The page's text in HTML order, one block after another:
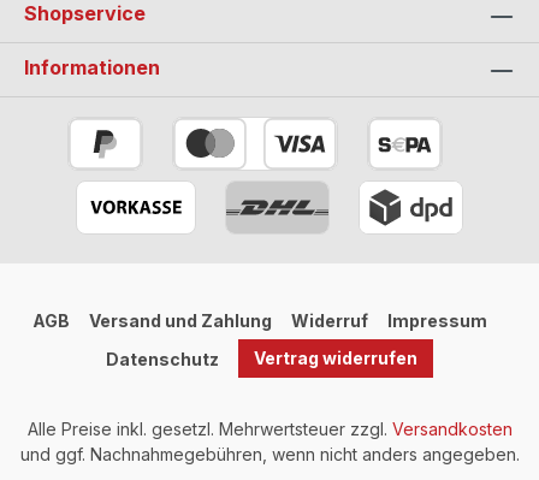
Shopservice
Informationen
AGB Versand und Zahlung Widerruf
Impressum
Datenschutz
Vertrag widerrufen
Alle Preise inkl. gesetzl. Mehrwertsteuer zzgl. Versandkosten
und ggf. Nachnahmegebühren, wenn nicht anders angegeben.